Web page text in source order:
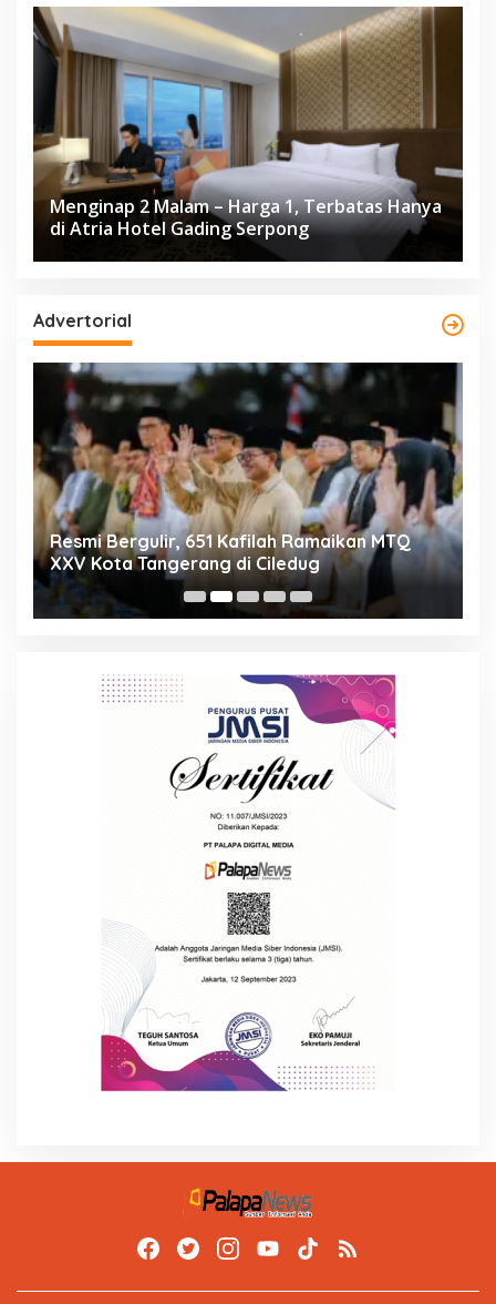
Menginap 2 Malam – Harga 1, Terbatas Hanya
di Atria Hotel Gading Serpong
Advertorial
Resmi Bergulir, 651 Kafilah Ramaikan MTQ
XXV Kota Tangerang di Ciledug